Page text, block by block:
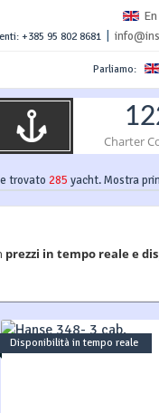
En
+385 95 802 8681
Parliamo:
Charter
trovato 285 yacht. Mostra
prezzi in tempo reale e
Disponibilità in tempo reale